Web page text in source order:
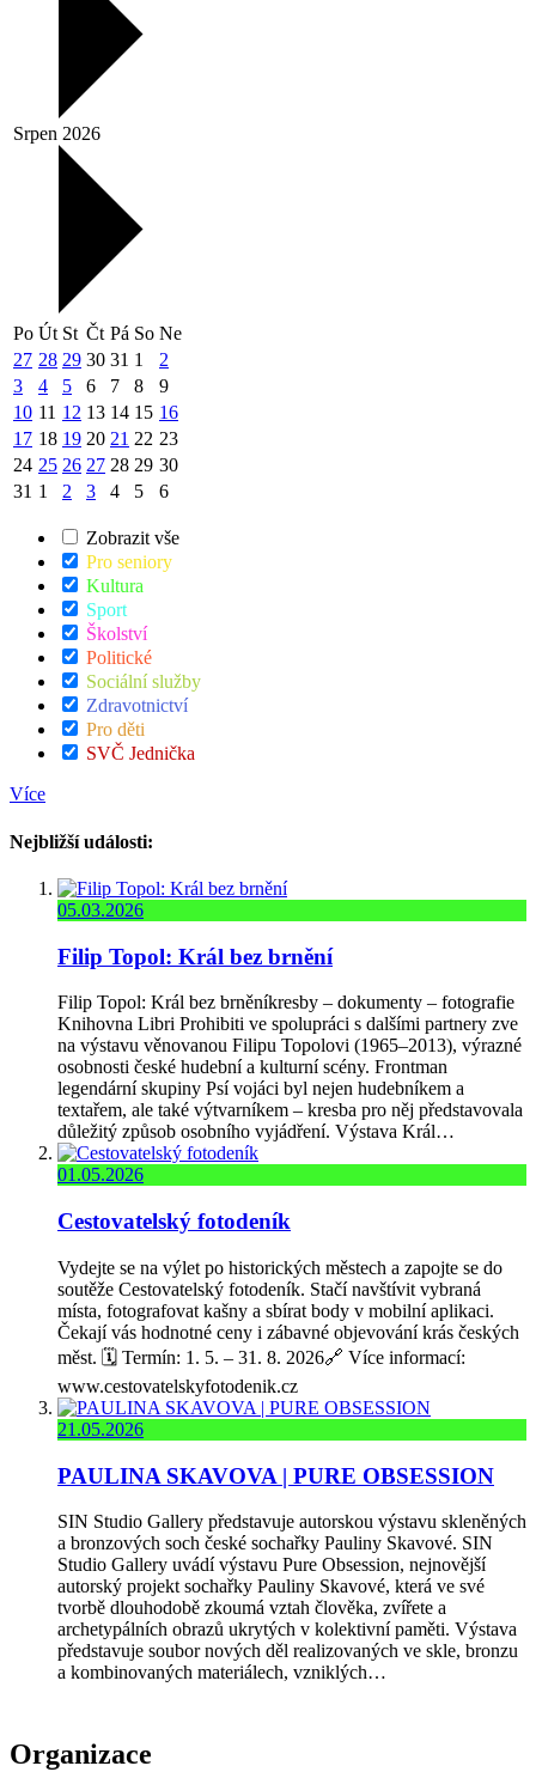
Srpen 2026
Po Út St Čt Pá So Ne
27 28 29 30 31 1
2
3
4 5 6 7 8
9
10 11 12 13 14 15 16
17 18 19 20 21 22 23
24 25 26 27 28 29 30
31 1 2 3 4 5 6
Zobrazit vše
Pro seniory
Kultura
Sport
Školství
Politické
Sociální služby
Zdravotnictví
Pro děti
SVČ Jednička
Více
Nejbližší události:
05.03.2026
Filip Topol: Král bez brnění
Filip Topol: Král bez brněníkresby – dokumenty – fotografie
Knihovna Libri Prohibiti ve spolupráci s dalšími partnery zve
na výstavu věnovanou Filipu Topolovi (1965–2013), výrazné
osobnosti české hudební a kulturní scény. Frontman
legendární skupiny Psí vojáci byl nejen hudebníkem a
textařem, ale také výtvarníkem – kresba pro něj představovala
důležitý způsob osobního vyjádření. Výstava Král…
01.05.2026
Cestovatelský fotodeník
Vydejte se na výlet po historických městech a zapojte se do
soutěže Cestovatelský fotodeník. Stačí navštívit vybraná
místa, fotografovat kašny a sbírat body v mobilní aplikaci.
Čekají vás hodnotné ceny i zábavné objevování krás českých
měst. 🗓️ Termín: 1. 5. – 31. 8. 2026🔗 Více informací:
www.cestovatelskyfotodenik.cz
21.05.2026
PAULINA SKAVOVA | PURE OBSESSION
SIN Studio Gallery představuje autorskou výstavu skleněných
a bronzových soch české sochařky Pauliny Skavové. SIN
Studio Gallery uvádí výstavu Pure Obsession, nejnovější
autorský projekt sochařky Pauliny Skavové, která ve své
tvorbě dlouhodobě zkoumá vztah člověka, zvířete a
archetypálních obrazů ukrytých v kolektivní paměti. Výstava
představuje soubor nových děl realizovaných ve skle, bronzu
a kombinovaných materiálech, vzniklých…
Organizace